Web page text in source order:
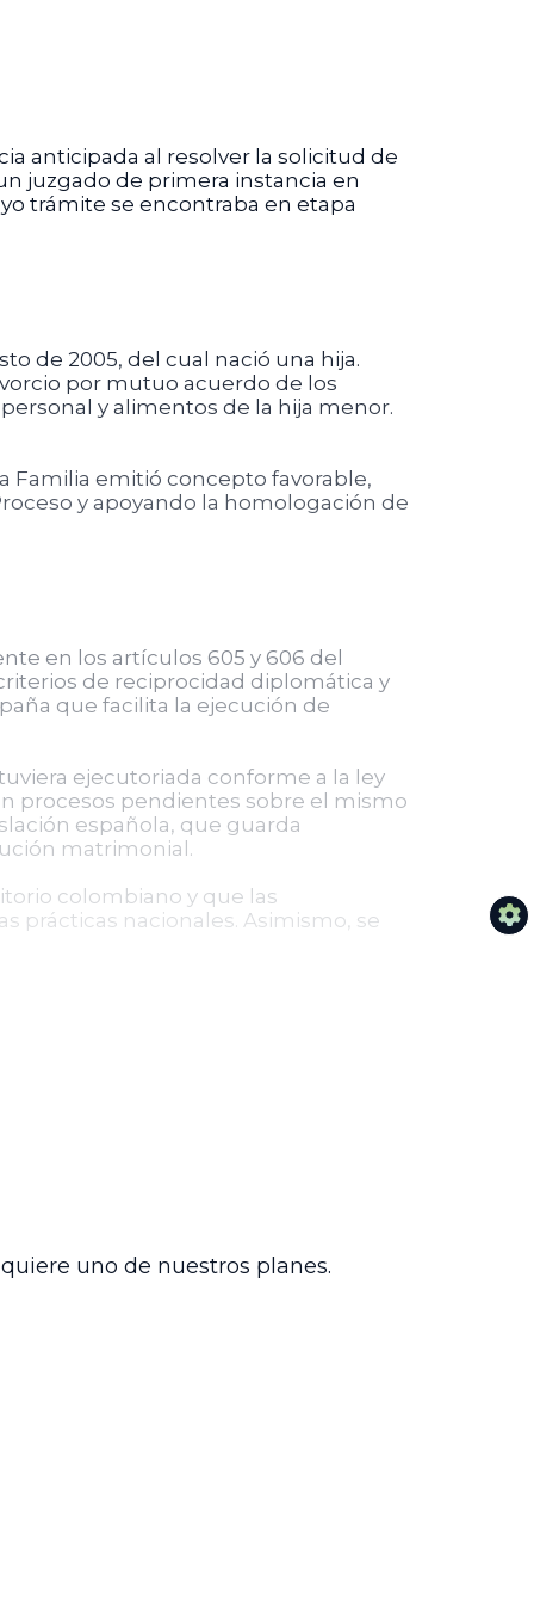
anticipada al resolver la solicitud de
juzgado de primera instancia en
trámite se encontraba en etapa
de 2005, del cual nació una hija.
por mutuo acuerdo de los
y alimentos de la hija menor.
Familia emitió concepto favorable,
y apoyando la homologación de
en los artículos 605 y 606 del
de reciprocidad diplomática y
que facilita la ejecución de
ejecutoriada conforme a la ley
procesos pendientes sobre el mismo
española, que guarda
matrimonial.
colombiano y que las
prácticas nacionales. Asimismo, se
uno de nuestros planes.